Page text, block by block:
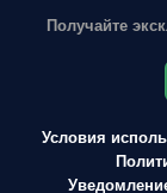
Получайте
Условия